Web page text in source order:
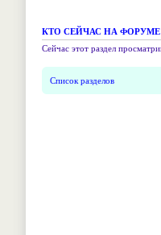
КТО СЕЙЧАС НА ФОРУМЕ
Сейчас этот раздел
Список разделов